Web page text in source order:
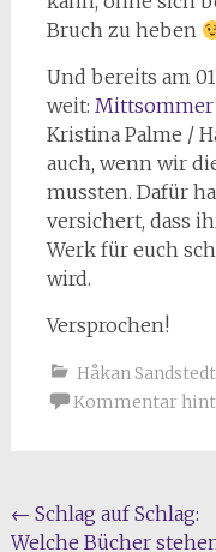
Bruch zu heben
Und bereits am
weit: Mittsommer
Kristina Palme /
auch, wenn wir
mussten. Dafür
versichert, dass
Werk für euch
wird.
Versprochen!
Håkan Sandstedt
Kommentar
← Schlag auf Schlag:
Welche Bücher